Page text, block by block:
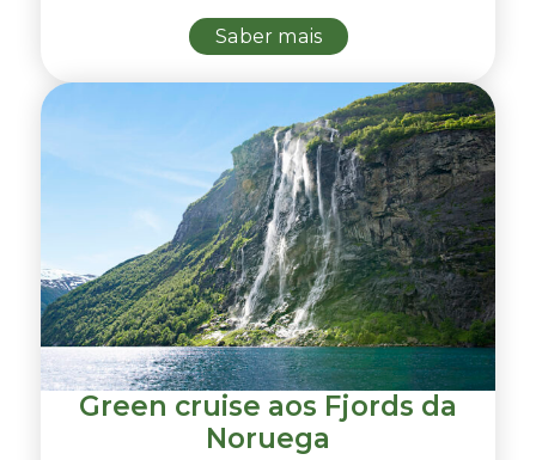
Saber mais
Green cruise aos Fjords da
Noruega